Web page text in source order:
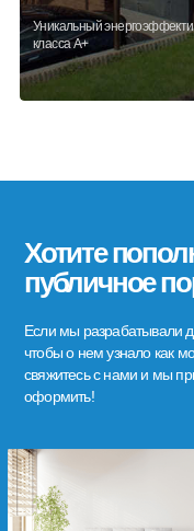
Уникальный
класса А+
Хотите
публичное
Если мы разрабатывали
чтобы о нем узнало как
свяжитесь с нами и мы
оформить!